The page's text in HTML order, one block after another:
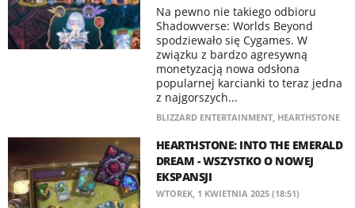
Na pewno nie takiego odbioru
Shadowverse: Worlds Beyond
spodziewało się Cygames. W
związku z bardzo agresywną
monetyzacją nowa odsłona
popularnej karcianki to teraz jedna
z najgorszych...
BLIZZARD ENTERTAINMENT, HEARTHSTONE
HEARTHSTONE: INTO THE EMERALD
DREAM - WSZYSTKO O NOWEJ
EKSPANSJI
WTOREK, 1 KWIETNIA 2025 (18:51)